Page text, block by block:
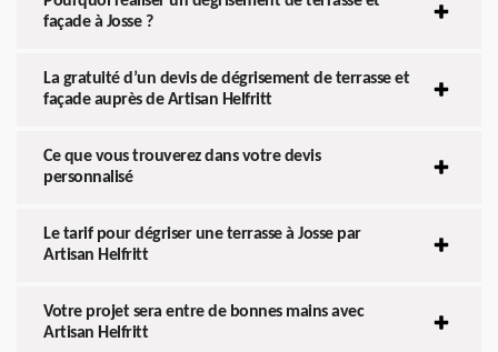
façade à Josse ?
La gratuité d’un devis de dégrisement de terrasse et
façade auprès de Artisan Helfritt
Ce que vous trouverez dans votre devis
personnalisé
Le tarif pour dégriser une terrasse à Josse par
Artisan Helfritt
Votre projet sera entre de bonnes mains avec
Artisan Helfritt